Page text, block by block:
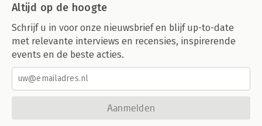
Altijd op de hoogte
Schrijf u in voor onze nieuwsbrief en blijf up-to-date
met relevante interviews en recensies, inspirerende
events en de beste acties.
Aanmelden